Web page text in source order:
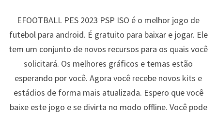
EFOOTBALL PES 2023 PSP ISO é o melhor jogo de
futebol para android. É gratuito para baixar e jogar. Ele
tem um conjunto de novos recursos para os quais você
solicitará. Os melhores gráficos e temas estão
esperando por você. Agora você recebe novos kits e
estádios de forma mais atualizada. Espero que você
baixe este jogo e se divirta no modo offline. Você pode